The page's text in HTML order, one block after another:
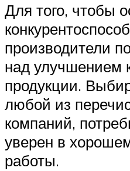
Для того, чтобы
производители
над улучшением
продукции.
любой из
компаний,
уверен в
работы.